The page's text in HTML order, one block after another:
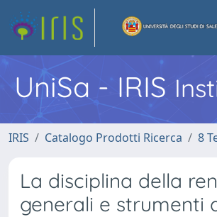
UniSa - IRIS
IRIS Catalogo Prodotti Ricerca 8
La disciplina della
generali e strumenti